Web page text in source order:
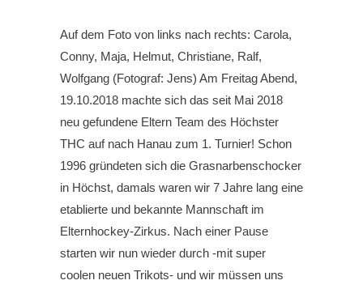
Auf dem Foto von links nach rechts: Carola,
Conny, Maja, Helmut, Christiane, Ralf,
Wolfgang (Fotograf: Jens) Am Freitag Abend,
19.10.2018 machte sich das seit Mai 2018
neu gefundene Eltern Team des Höchster
THC auf nach Hanau zum 1. Turnier! Schon
1996 gründeten sich die Grasnarbenschocker
in Höchst, damals waren wir 7 Jahre lang eine
etablierte und bekannte Mannschaft im
Elternhockey-Zirkus. Nach einer Pause
starten wir nun wieder durch -mit super
coolen neuen Trikots- und wir müssen uns